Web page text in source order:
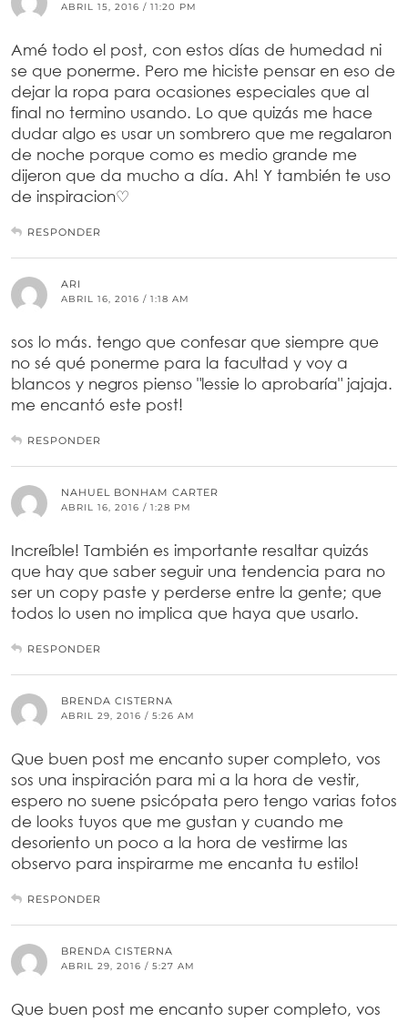
ABRIL 15, 2016 / 11:20 PM
Amé todo el post, con estos días de humedad ni
se que ponerme. Pero me hiciste pensar en eso de
dejar la ropa para ocasiones especiales que al
final no termino usando. Lo que quizás me hace
dudar algo es usar un sombrero que me regalaron
de noche porque como es medio grande me
dijeron que da mucho a día. Ah! Y también te uso
de inspiracion♡
RESPONDER
ARI
ABRIL 16, 2016 / 1:18 AM
sos lo más. tengo que confesar que siempre que
no sé qué ponerme para la facultad y voy a
blancos y negros pienso "lessie lo aprobaría" jajaja.
me encantó este post!
RESPONDER
NAHUEL BONHAM CARTER
ABRIL 16, 2016 / 1:28 PM
Increíble! También es importante resaltar quizás
que hay que saber seguir una tendencia para no
ser un copy paste y perderse entre la gente; que
todos lo usen no implica que haya que usarlo.
RESPONDER
BRENDA CISTERNA
ABRIL 29, 2016 / 5:26 AM
Que buen post me encanto super completo, vos
sos una inspiración para mi a la hora de vestir,
espero no suene psicópata pero tengo varias fotos
de looks tuyos que me gustan y cuando me
desoriento un poco a la hora de vestirme las
observo para inspirarme me encanta tu estilo!
RESPONDER
BRENDA CISTERNA
ABRIL 29, 2016 / 5:27 AM
Que buen post me encanto super completo, vos